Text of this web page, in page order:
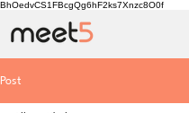
BhOedvCS1FBcgQg6hF2ks7Xnzc8O0f
Post